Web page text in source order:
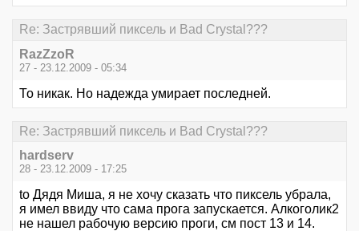
Re: Застрявший пиксель и Bad Crystal???
RazZzoR
27 - 23.12.2009 - 05:34
То никак. Но надежда умирает последней.
Re: Застрявший пиксель и Bad Crystal???
hardserv
28 - 23.12.2009 - 17:25
to Дядя Миша, я не хочу сказать что пиксель убрала,
я имел ввиду что сама прога запускается. Алкоголик2
не нашел рабочую версию проги, см пост 13 и 14.